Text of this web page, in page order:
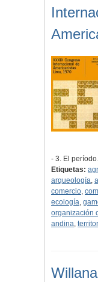
- 3. El
Etiquetas:
arqueología,
comercio,
ecología,
organización
andina,